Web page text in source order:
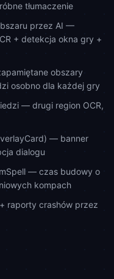
tłumaczenie
przez AI —
+ detekcja okna gry +
obszary
osobno dla każdej gry
— drugi region OCR,
— banner
dialogu
— czas budowy o
kompach
raporty crashów przez